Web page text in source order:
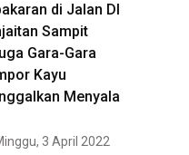
di Jalan DI
Sampit
Gara-Gara
Kayu
Menyala
3 April 2022